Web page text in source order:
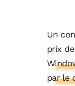
Un
prix
par le